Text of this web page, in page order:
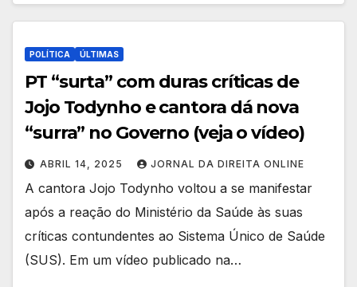
POLÍTICA ÚLTIMAS
PT “surta” com duras críticas de
Jojo Todynho e cantora dá nova
“surra” no Governo (veja o vídeo)
ABRIL 14, 2025 JORNAL DA DIREITA ONLINE
A cantora Jojo Todynho voltou a se manifestar
após a reação do Ministério da Saúde às suas
críticas contundentes ao Sistema Único de Saúde
(SUS). Em um vídeo publicado na…